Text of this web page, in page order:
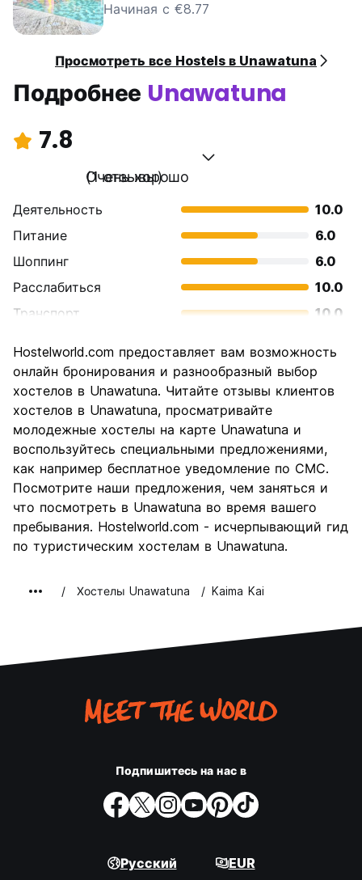
Начиная с €8.77
Просмотреть все Hostels в Unawatuna
Подробнее Unawatuna
7.8
Очень хорошо
(1 отзывы)
Деятельность
10.0
Питание
6.0
Шоппинг
6.0
Расслабиться
10.0
Транспорт
10.0
достопримечательностей
6.0
Культура
4.0
Ночная жизнь
Соотношение цены и
качества
8.0
Hostelworld.com предоставляет вам возможность
онлайн бронирования и разнообразный выбор
хостелов в Unawatuna. Читайте отзывы клиентов
хостелов в Unawatuna, просматривайте
молодежные хостелы на карте Unawatuna и
воспользуйтесь специальными предложениями,
как например бесплатное уведомление по СМС.
Посмотрите наши предложения, чем заняться и
что посмотреть в Unawatuna во время вашего
пребывания. Hostelworld.com - исчерпывающий гид
по туристическим хостелам в Unawatuna.
Хостелы Unawatuna Kaima Kai
Подпишитесь на нас в
Русский EUR